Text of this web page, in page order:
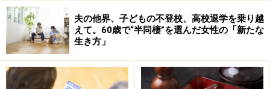
す）
――お姉さんとは、仲がよかったんでしょう？
サユミ：小さいときから仲良しでしたね。高校も大学
も、結局、姉と同じところを選んで入学したくらい。母
夫の他界、子どもの不登校、高校退学を乗り越
えて。60歳で“半同棲”を選んだ女性の「新たな
生き方」